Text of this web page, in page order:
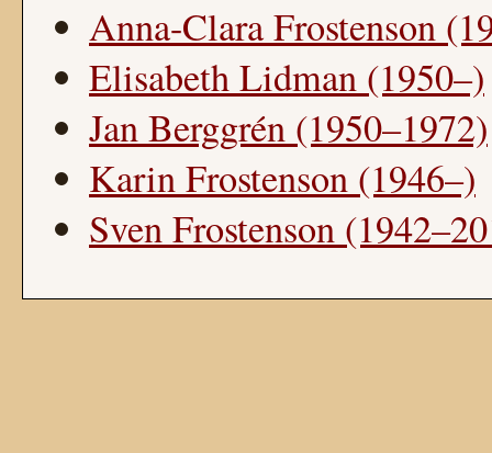
Anna-Clara Frostenson
Elisabeth Lidman (1950–)
Jan Berggrén (1950–1972)
Karin Frostenson (1946–)
Sven Frostenson